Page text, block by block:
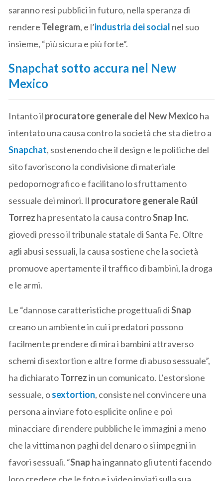
saranno resi pubblici in futuro, nella speranza di
rendere Telegram, e l’industria dei social nel suo
insieme, “più sicura e più forte”.
Snapchat sotto accura nel New
Mexico
Intanto il procuratore generale del New Mexico ha
intentato una causa contro la società che sta dietro a
Snapchat, sostenendo che il design e le politiche del
sito favoriscono la condivisione di materiale
pedopornografico e facilitano lo sfruttamento
sessuale dei minori. Il procuratore generale Raúl
Torrez ha presentato la causa controSnap Inc.
giovedì presso il tribunale statale di Santa Fe. Oltre
agli abusi sessuali, la causa sostiene che la società
promuove apertamente il traffico di bambini, la droga
e le armi.
Le “dannose caratteristiche progettuali diSnap
creano un ambiente in cui i predatori possono
facilmente prendere di mira i bambini attraverso
schemi di sextortion e altre forme di abuso sessuale”,
ha dichiaratoTorrezin un comunicato. L’estorsione
sessuale, osextortion, consiste nel convincere una
persona a inviare foto esplicite online e poi
minacciare di rendere pubbliche le immagini a meno
che la vittima non paghi del denaro o si impegni in
favori sessuali. “Snapha ingannato gli utenti facendo